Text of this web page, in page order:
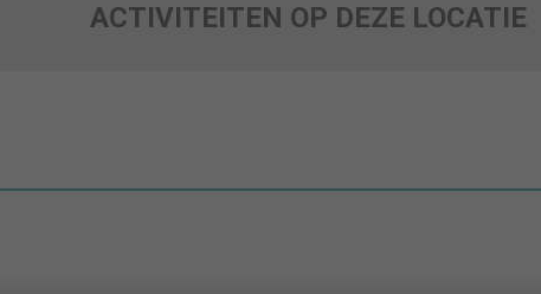
ACTIVITEITEN OP DEZE LOCATIE